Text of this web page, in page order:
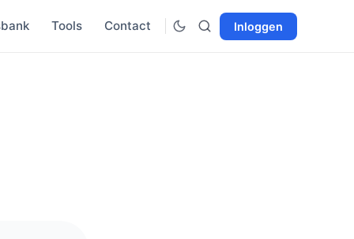
Tools Contact Inloggen